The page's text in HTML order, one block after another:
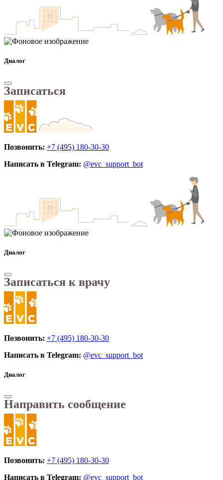
Диалог
Записаться
Позвонить: +7 (495) 180-30-30
Написать в Telegram: @evc_support_bot
Диалог
Записаться к врачу
Позвонить: +7 (495) 180-30-30
Написать в Telegram: @evc_support_bot
Диалог
Направить сообщение
Позвонить: +7 (495) 180-30-30
Написать в Telegram: @evc_support_bot